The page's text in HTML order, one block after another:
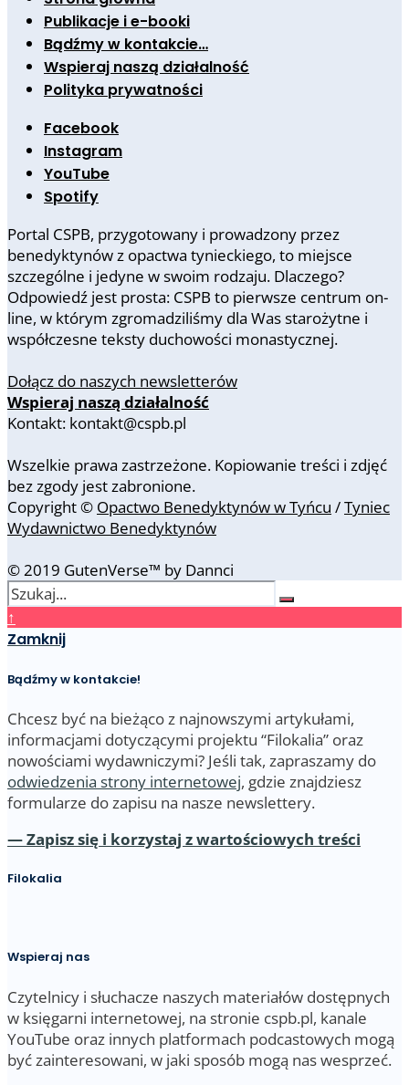
Publikacje i e-booki
Bądźmy w kontakcie…
Wspieraj naszą działalność
Polityka prywatności
Facebook
Instagram
YouTube
Spotify
Portal CSPB, przygotowany i prowadzony przez
benedyktynów z opactwa tynieckiego, to miejsce
szczególne i jedyne w swoim rodzaju. Dlaczego?
Odpowiedź jest prosta: CSPB to pierwsze centrum on-
line, w którym zgromadziliśmy dla Was starożytne i
współczesne teksty duchowości monastycznej.
Dołącz do naszych newsletterów
Wspieraj naszą działalność
Kontakt: kontakt@cspb.pl
Wszelkie prawa zastrzeżone. Kopiowanie treści i zdjęć
bez zgody jest zabronione.
Copyright © Opactwo Benedyktynów w Tyńcu /Tyniec
Wydawnictwo Benedyktynów
© 2019 GutenVerse™ by Dannci
↑
Zamknij
Bądźmy w kontakcie!
Chcesz być na bieżąco z najnowszymi artykułami,
informacjami dotyczącymi projektu “Filokalia” oraz
nowościami wydawniczymi? Jeśli tak, zapraszamy do
odwiedzenia strony internetowej, gdzie znajdziesz
formularze do zapisu na nasze newslettery.
— Zapisz się i korzystaj z wartościowych treści
Filokalia
Wspieraj nas
Czytelnicy i słuchacze naszych materiałów dostępnych
w księgarni internetowej, na stronie cspb.pl, kanale
YouTube oraz innych platformach podcastowych mogą
być zainteresowani, w jaki sposób mogą nas wesprzeć.